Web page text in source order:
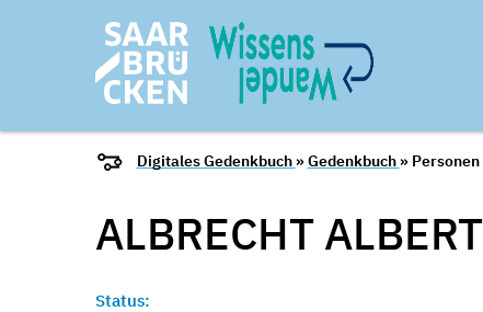
Digitales Gedenkbuch »Gedenkbuch »
ALBRECHT ALBERT
Status: